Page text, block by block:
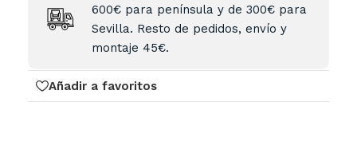
600€ para península y de 300€ para
Sevilla. Resto de pedidos, envío y
montaje 45€.
Añadir a favoritos